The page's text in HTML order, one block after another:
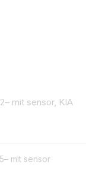
mit sensor, KIA